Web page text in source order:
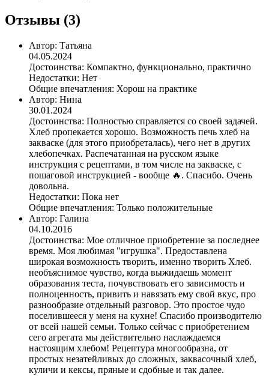
Отзывы (3)
Автор: Татьяна
04.05.2024
Достоинства: Компактно, функционально, практично
Недостатки: Нет
Общие впечатления: Хорош на практике
Автор: Нина
30.01.2024
Достоинства: Полностью справляется со своей задачей.
Хлеб пропекается хорошо. Возможность печь хлеб на
закваске (для этого приобреталась), чего нет в других
хлебопечках. Распечатанная на русском языке
инструкция с рецептами, в том числе на закваске, с
пошаговой инструкцией - вообще 🔥. Спасибо. Очень
довольна.
Недостатки: Пока нет
Общие впечатления: Только положительные
Автор: Галина
04.10.2016
Достоинства: Мое отличное приобретение за последнее
время. Моя любимая "игрушка". Предоставлена
широкая возможность творить, именно творить Хлеб.
необъяснимое чувство, когда выжидаешь момент
образования теста, почувствовать его зависимость и
полноценность, привить и навязать ему свой вкус, про
разнообразие отдельный разговор. Это простое чудо
поселившееся у меня на кухне! Спасибо производителю
от всей нашей семьи. Только сейчас с приобретением
сего агрегата мы действительно наслаждаемся
настоящим хлебом! Рецептура многообразна, от
простых незатейливых до сложных, заквасочный хлеб,
куличи и кексы, пряные и сдобные и так далее.